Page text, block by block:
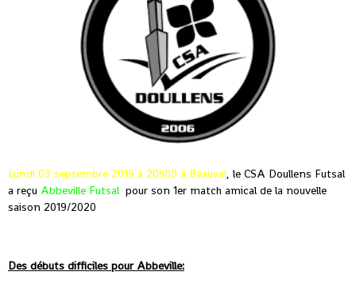
Lundi 09 septembre 2019 à 20h00 à Beauval, le CSA Doullens Futsal
a reçu Abbeville Futsal pour son 1er match amical de la nouvelle
saison 2019/2020
Des débuts difficiles pour Abbeville: